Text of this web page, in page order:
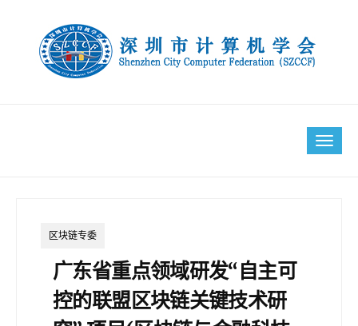
区块链专委
广东省重点领域研发“自主可
控的联盟区块链关键技术研